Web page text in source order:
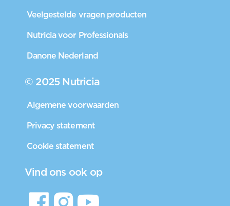
Veelgestelde vragen producten
Nutricia voor Professionals
Danone Nederland
© 2025 Nutricia
Algemene voorwaarden
Privacy statement
Cookie statement
Vind ons ook op